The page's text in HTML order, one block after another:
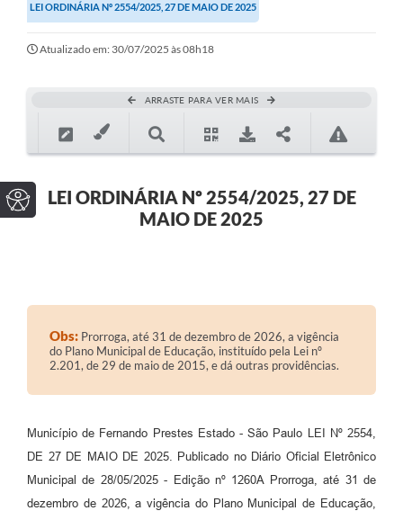
LEI ORDINÁRIA Nº 2554/2025, 27 DE MAIO DE 2025
Atualizado em: 30/07/2025 às 08h18
ARRASTE PARA VER MAIS
LEI ORDINÁRIA Nº 2554/2025, 27 DE
MAIO DE 2025
Obs: Prorroga, até 31 de dezembro de 2026, a vigência
do Plano Municipal de Educação, instituído pela Lei nº
2.201, de 29 de maio de 2015, e dá outras providências.
Município de Fernando Prestes Estado - São Paulo LEI Nº 2554,
DE 27 DE MAIO DE 2025. Publicado no Diário Oficial Eletrônico
Municipal de 28/05/2025 - Edição nº 1260A Prorroga, até 31 de
dezembro de 2026, a vigência do Plano Municipal de Educação,